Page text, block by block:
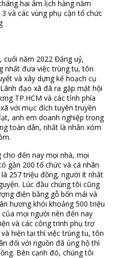
hai âm lịch hàng năm
và các vùng phụ cận tổ chức
cuối năm 2022 Đảng uỷ,
nhất đưa việc trùng tu, tôn
và xây dựng kế hoạch cụ
đạo xã đã ra gặp mặt hội
TP.HCM và các tỉnh phía
với mục đích tuyên truyền
anh em doanh nghiệp trong
toàn dân, nhất là nhân xóm
đến nay mọi nhà, mọi
gần 200 tổ chức và cá nhân
257 triệu đồng, người ít nhất
Lúc đầu chúng tôi cũng
điện bằng gỗ bốn mái và
hương khói khoảng 500 triệu
mọi người nên đến nay
và các công trình phụ trợ
hiện tại thì việc trùng tu, tôn
đối với nguồn đã ủng hộ thì
Bên cạnh đó, chúng tôi